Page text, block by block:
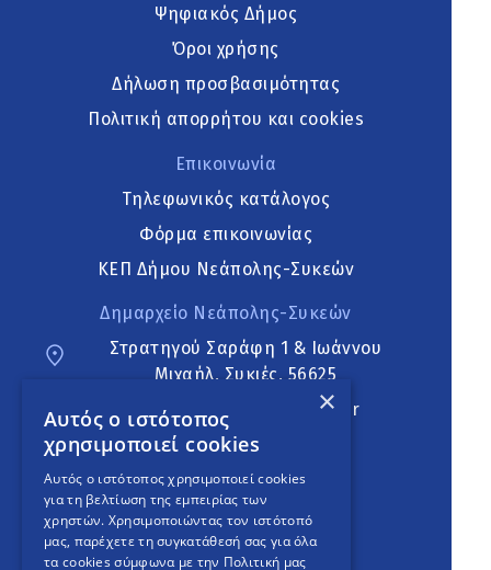
Ψηφιακός Δήμος
Όροι χρήσης
Δήλωση προσβασιμότητας
Πολιτική απορρήτου και cookies
Επικοινωνία
Τηλεφωνικός κατάλογος
Φόρμα επικοινωνίας
ΚΕΠ Δήμου Νεάπολης-Συκεών
Δημαρχείο Νεάπολης-Συκεών
Στρατηγού Σαράφη 1 & Ιωάννου
Μιχαήλ, Συκιές, 56625
neapoli.sykies@ddt.gov.gr
Ακολουθήστε
English Version
×
Αυτός ο ιστότοπος
χρησιμοποιεί cookies
Αυτός ο ιστότοπος χρησιμοποιεί cookies
για τη βελτίωση της εμπειρίας των
χρηστών. Χρησιμοποιώντας τον ιστότοπό
μας, παρέχετε τη συγκατάθεσή σας για όλα
τα cookies σύμφωνα με την Πολιτική μας